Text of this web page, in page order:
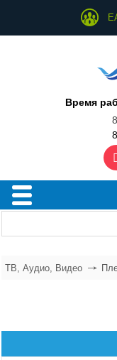
Время
ТВ, Аудио, Видео
Аксессуары для ТВ,
Системы домашних
Медиаплееры и